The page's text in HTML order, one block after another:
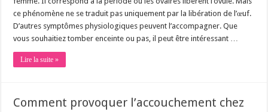
ce phénomène ne se traduit pas uniquement par la libération de l’œuf.
D’autres symptômes physiologiques peuvent l’accompagner. Que
vous souhaitiez tomber enceinte ou pas, il peut être intéressant …
Lire la suite »
Comment provoquer l’accouchement chez